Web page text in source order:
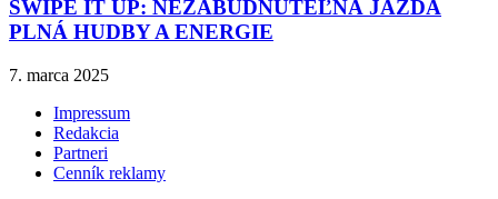
SWIPE IT UP: NEZABUDNUTEĽNÁ JAZDA
PLNÁ HUDBY A ENERGIE
7. marca 2025
Impressum
Redakcia
Partneri
Cenník reklamy